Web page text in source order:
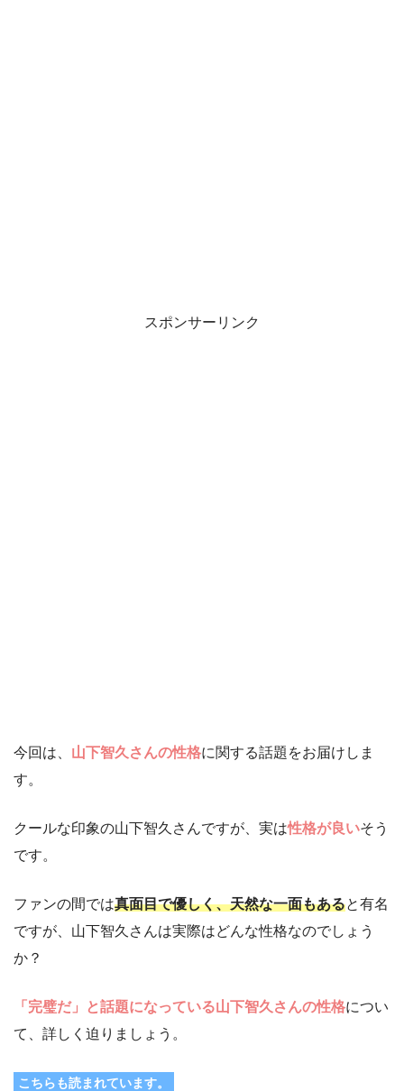
スポンサーリンク
今回は、 山下智久さんの性格に関する話題をお届けしま
す。
クールな印象の山下智久さんですが、実は性格が良いそう
です。
ファンの間では真面目で優しく、天然な一面もあると有名
ですが、山下智久さんは実際はどんな性格なのでしょう
か？
「完璧だ」と話題になっている山下智久さんの性格につい
て、詳しく迫りましょう。
こちらも読まれています。